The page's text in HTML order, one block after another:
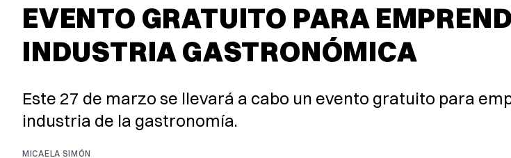
EVENTO GRATUITO PARA
INDUSTRIA GASTRONÓMICA
Este 27 de marzo se llevará a cabo un evento gratuito para
industria de la gastronomía.
MICAELA SIMÓN